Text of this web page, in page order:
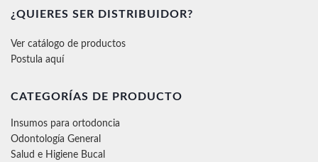
¿QUIERES SER DISTRIBUIDOR?
Ver catálogo de productos
Postula aquí
CATEGORÍAS DE PRODUCTO
Insumos para ortodoncia
Odontología General
Salud e Higiene Bucal